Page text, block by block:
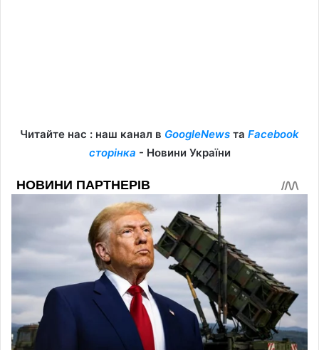
Читайте нас : наш канал в GoogleNews та Facebook
сторінка - Новини України